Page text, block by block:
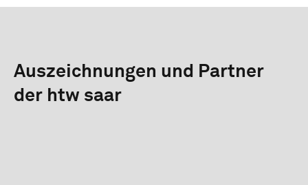
Auszeichnungen und Partner
der htw saar